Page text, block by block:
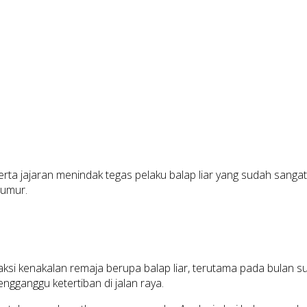
jajaran menindak tegas pelaku balap liar yang sudah
kenakalan remaja berupa balap liar, terutama pada bulan
ketertiban di jalan raya.